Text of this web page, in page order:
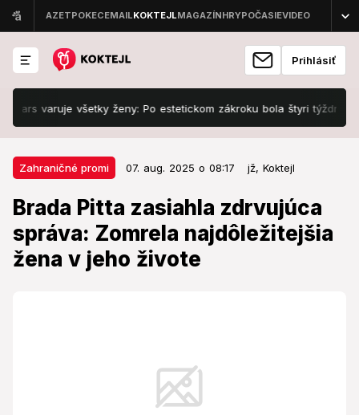
Prihlásiť
varuje všetky ženy: Po estetickom zákroku bola štyri týždne s
Zahraničné promi 07. aug. 2025 o 08:17 jž, Koktejl
Brada Pitta zasiahla zdrvujúca
správa: Zomrela najdôležitejšia
žena v jeho živote
Zahraničné promi 07. aug. 2025 o 08:17
Brada Pitta zasiahla zdrvujúca
správa: Zomrela najdôležitejšia
žena v jeho živote